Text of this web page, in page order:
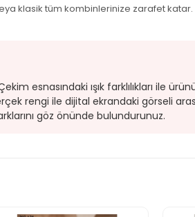
klasik tüm kombinlerinize zarafet katar.
esnasındaki ışık farklılıkları ile
rengi ile dijital ekrandaki görseli
göz önünde bulundurunuz.